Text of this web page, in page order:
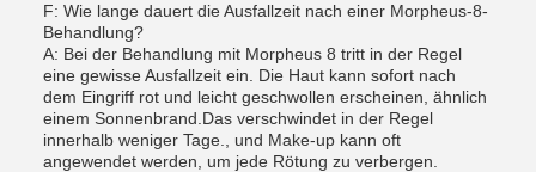
F: Wie lange dauert die Ausfallzeit nach einer Morpheus-8-
Behandlung?
A: Bei der Behandlung mit Morpheus 8 tritt in der Regel
eine gewisse Ausfallzeit ein. Die Haut kann sofort nach
dem Eingriff rot und leicht geschwollen erscheinen, ähnlich
einem Sonnenbrand.Das verschwindet in der Regel
innerhalb weniger Tage., und Make-up kann oft
angewendet werden, um jede Rötung zu verbergen.